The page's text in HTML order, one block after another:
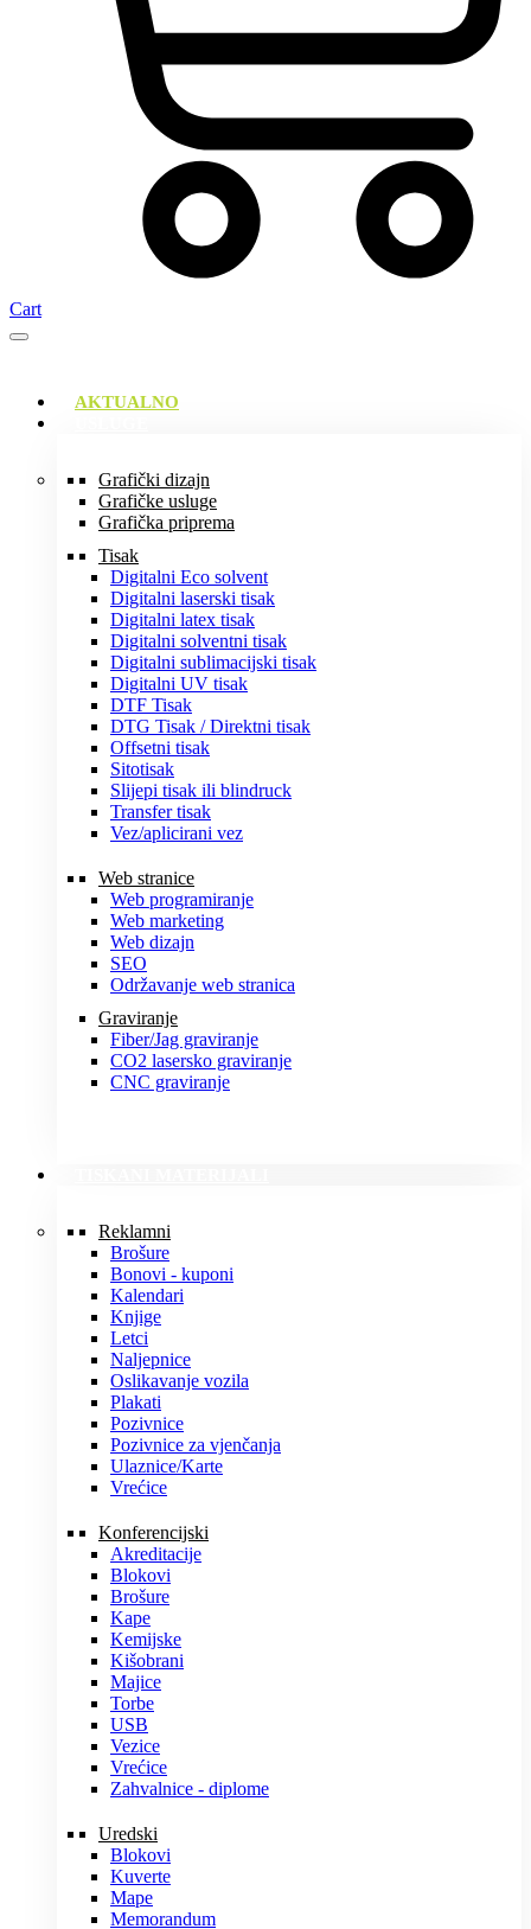
Cart
AKTUALNO
Grafički dizajn
Grafičke usluge
Grafička priprema
Tisak
Digitalni Eco solvent
Digitalni laserski tisak
Digitalni latex tisak
Digitalni solventni tisak
Digitalni sublimacijski tisak
Digitalni UV tisak
DTF Tisak
DTG Tisak / Direktni tisak
Offsetni tisak
Sitotisak
Slijepi tisak ili blindruck
Transfer tisak
Vez/aplicirani vez
Web stranice
Web programiranje
Web marketing
Web dizajn
SEO
Održavanje web stranica
Graviranje
Fiber/Jag graviranje
CO2 lasersko graviranje
CNC graviranje
Reklamni
Brošure
Bonovi - kuponi
Kalendari
Knjige
Letci
Naljepnice
Oslikavanje vozila
Plakati
Pozivnice
Pozivnice za vjenčanja
Ulaznice/Karte
Vrećice
Konferencijski
Akreditacije
Blokovi
Brošure
Kape
Kemijske
Kišobrani
Majice
Torbe
USB
Vezice
Vrećice
Zahvalnice - diplome
Uredski
Blokovi
Kuverte
Mape
Memorandum